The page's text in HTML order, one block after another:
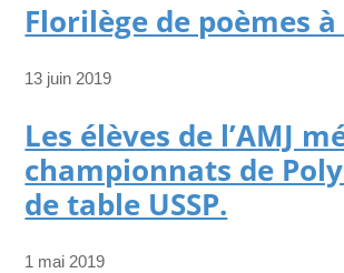
Florilège de poèmes à
13 juin 2019
Les élèves de l’AMJ
championnats de
de table USSP.
1 mai 2019